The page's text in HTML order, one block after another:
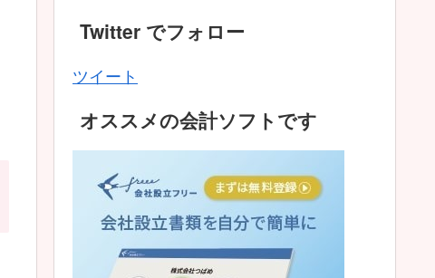
Twitter でフォロー
ツイート
オススメの会計ソフトです